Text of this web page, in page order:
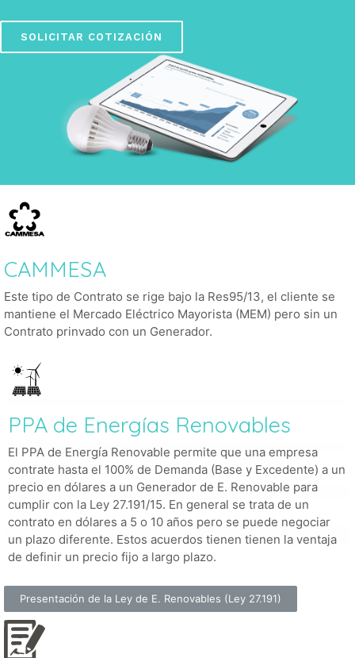
SOLICITAR COTIZACIÓN
CAMMESA
Este tipo de Contrato se rige bajo la Res95/13, el cliente se
mantiene el Mercado Eléctrico Mayorista (MEM) pero sin un
Contrato prinvado con un Generador.
PPA de Energías Renovables
El PPA de Energía Renovable permite que una empresa
contrate hasta el 100% de Demanda (Base y Excedente) a un
precio en dólares a un Generador de E. Renovable para
cumplir con la Ley 27.191/15. En general se trata de un
contrato en dólares a 5 o 10 años pero se puede negociar
un plazo diferente. Estos acuerdos tienen tienen la ventaja
de definir un precio fijo a largo plazo.
Presentación de la Ley de E. Renovables (Ley 27.191)